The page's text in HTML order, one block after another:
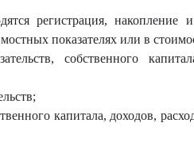
регистрация, накопление
показателях или в
собственного
капитала, доходов,